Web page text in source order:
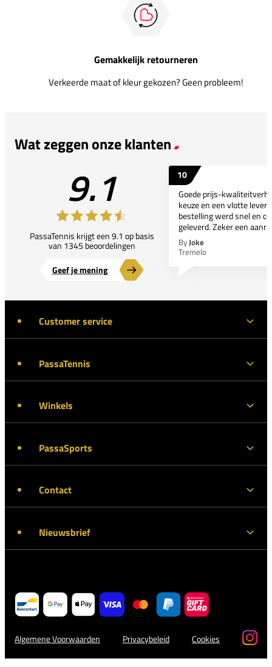
Gemakkelijk retourneren
Verkeerde maat of kleur gekozen? Geen probleem!
Wat zeggen onze klanten
9.1
PassaTennis krijgt een 9.1 op basis
van 1345 beoordelingen
Geef je mening
10
Goede prijs-
keuze en een vlotte
bestelling werd snel en
geleverd. Zeker een
ByJoke
Tremelo
Customer service
PassaTennis
Winkels
PassaSports
Contact
Nieuwsbrief
Algemene Voorwaarden Privacybeleid Cookies